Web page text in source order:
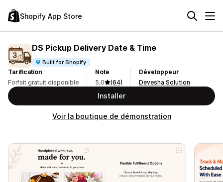
Shopify App Store
DS Pickup Delivery Date & Time
Built for Shopify
Tarification
Forfait gratuit disponible
Note
5,0
(64)
Développeur
Devesha Solution
Installer
Voir la boutique de démonstration